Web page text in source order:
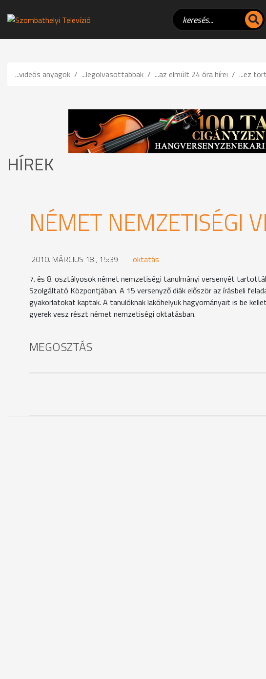
...videós anyagok ...legolvasottabbak ...az elmúlt 24 óra hírei ...ez
HÍREK
NÉMET NEMZETISÉGI
2010. MÁRCIUS 18., 15:39
oktatás
7. és 8. osztályosok német nemzetiségi tanulmányi versenyét
Szolgáltató Központjában. A 15 versenyző diák először az írásbeli
gyakorlatokat kaptak. A tanulóknak lakóhelyük hagyományait is be
gyerek vesz részt német nemzetiségi oktatásban.
MEGOSZTÁS